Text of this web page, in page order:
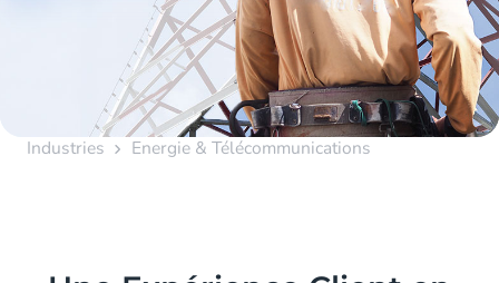
Industries Energie & Télécommunications